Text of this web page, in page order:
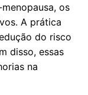
os
A prática
do risco
disso, essas
na